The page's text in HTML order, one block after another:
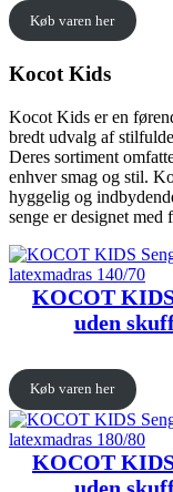
Køb varen her
Kocot Kids
Kocot Kids er en
bredt udvalg af
Deres sortiment
enhver smag og stil.
hyggelig og
senge er designet
KOCOT
uden
Køb varen her
KOCOT